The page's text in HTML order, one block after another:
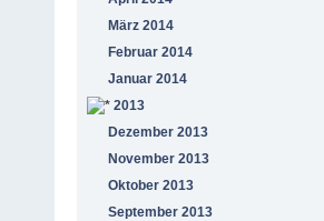
März 2014
Februar 2014
Januar 2014
2013
Dezember 2013
November 2013
Oktober 2013
September 2013